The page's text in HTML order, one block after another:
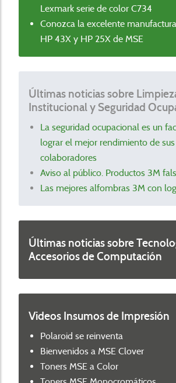
Lexmark serie de color C734
Conozca la excelente
HP 43X y HP 25X de MSE
Últimas noticias sobre
Institucional y Seguridad
La seguridad ocupacional es un
lograr el mejor rendimiento de sus
colaboradores
Aviso al público. Productos 3M
Las mejores alfombras 3M con
Últimas noticias sobre
Accesorios de Computación
Videos Insumos de Impresión
Polaroid se reinventa
Bienvenidos a MSE Clover
Toners MSE a Color